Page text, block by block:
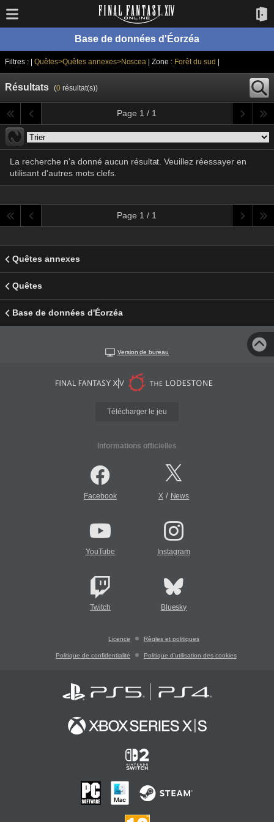
Base de données d'Éorzéa
Filtres : | Quêtes>Quêtes annexes>Noscea | Zone : Forêt du sud
Résultats (0résultat(s))
Page 1 / 1
La recherche n'a donné aucun résultat. Veuillez réessayer en
utilisant d'autres mots clefs.
Page 1 / 1
Quêtes annexes
Quêtes
Base de données d'Éorzéa
Version de bureau
Télécharger le jeu
Informations officielles
Facebook X/ News
YouTube Instagram
Twitch Bluesky
Licence Règles et politiques
Politique de confidentialité Politique d'utilisation des cookies